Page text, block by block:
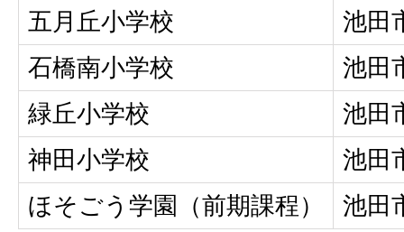
五月丘小学校
池田
石橋南小学校
池田
緑丘小学校
池田
神田小学校
池田
ほそごう学園（前期課程）
池田